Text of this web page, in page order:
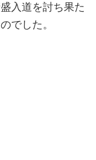
入道を討ち果た
でした。